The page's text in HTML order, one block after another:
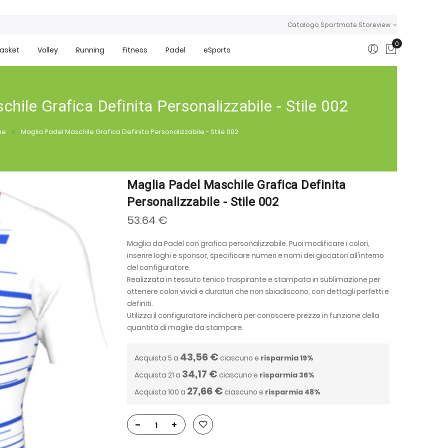
Catalogo Sportmate Storeview
Volley Running Fitness Padel eSports
0
Grafica Definita Personalizzabile - Stile 002
Maglia Padel Maschile Grafica Definita Personalizzabile - Stile 002
Maglia Padel Maschile Grafica Definita
Personalizzabile - Stile 002
53.64 €
Maglia da Padel con grafica personalizzabile. Puoi modificare i colori,
inserire loghi e sponsor, specificare numeri e nomi dei giocatori all'interno
del configuratore.
Realizzata in tessuto tenico traspirante e stampata in sublimazione per
ottenere colori vividi e duraturi che non sbiadiscono, con dettagli perfetti e
definiti.
Utilizza il configuratore indicherà per conoscere prezzo in funzione della
quantità di maglie da stampare.
Acquista 5 a 43,56 € ciascuno e risparmia19%
Acquista 21 a 34,17 € ciascuno e risparmia 36%
Acquista 100 a 27,66 € ciascuno e risparmia 48%
- +